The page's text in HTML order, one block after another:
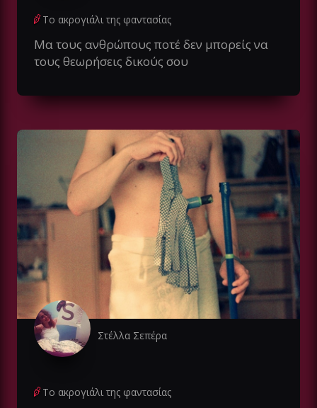
Το ακρογιάλι της φαντασίας
Μα τους ανθρώπους ποτέ δεν μπορείς να
τους θεωρήσεις δικούς σου
Στέλλα Σεπέρα
Το ακρογιάλι της φαντασίας